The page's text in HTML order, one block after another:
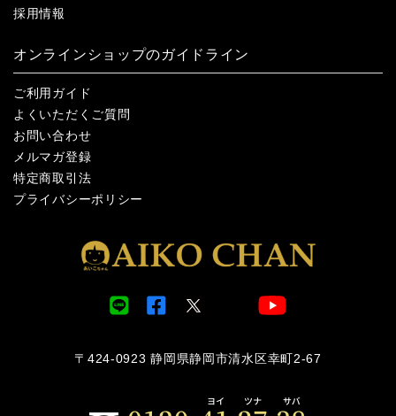
採用情報
オンラインショップのガイドライン
ご利用ガイド
よくいただくご質問
お問い合わせ
メルマガ登録
特定商取引法
プライバシーポリシー
〒424-0923 静岡県静岡市清水区幸町2-67